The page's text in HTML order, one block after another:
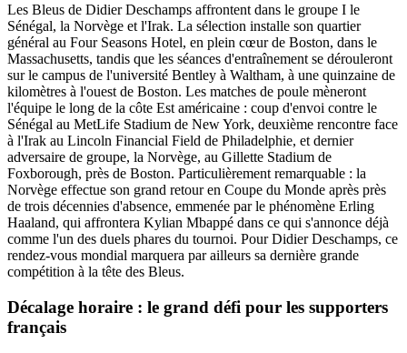
Les Bleus de Didier Deschamps affrontent dans le groupe I le
Sénégal, la Norvège et l'Irak. La sélection installe son quartier
général au Four Seasons Hotel, en plein cœur de Boston, dans le
Massachusetts, tandis que les séances d'entraînement se dérouleront
sur le campus de l'université Bentley à Waltham, à une quinzaine de
kilomètres à l'ouest de Boston. Les matches de poule mèneront
l'équipe le long de la côte Est américaine : coup d'envoi contre le
Sénégal au MetLife Stadium de New York, deuxième rencontre face
à l'Irak au Lincoln Financial Field de Philadelphie, et dernier
adversaire de groupe, la Norvège, au Gillette Stadium de
Foxborough, près de Boston. Particulièrement remarquable : la
Norvège effectue son grand retour en Coupe du Monde après près
de trois décennies d'absence, emmenée par le phénomène Erling
Haaland, qui affrontera Kylian Mbappé dans ce qui s'annonce déjà
comme l'un des duels phares du tournoi. Pour Didier Deschamps, ce
rendez-vous mondial marquera par ailleurs sa dernière grande
compétition à la tête des Bleus.
Décalage horaire : le grand défi pour les supporters
français